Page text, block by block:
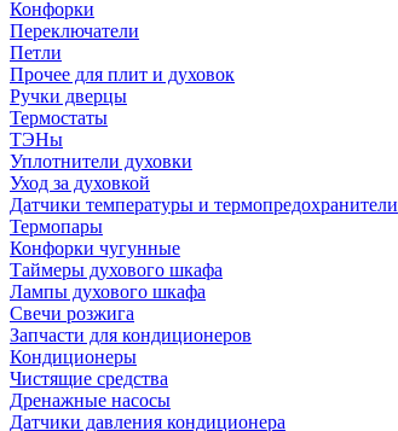
Конфорки
Переключатели
Петли
Прочее для плит и духовок
Ручки дверцы
Термостаты
ТЭНы
Уплотнители духовки
Уход за духовкой
Датчики температуры и термопредохранители
Термопары
Конфорки чугунные
Таймеры духового шкафа
Лампы духового шкафа
Свечи розжига
Запчасти для кондиционеров
Кондиционеры
Чистящие средства
Дренажные насосы
Датчики давления кондиционера